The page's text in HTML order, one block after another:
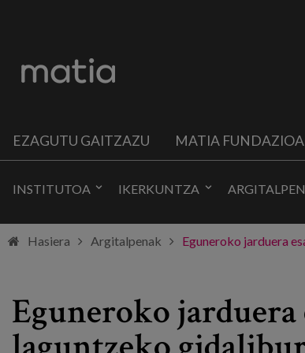
EZAGUTU GAITZAZU MATIA FUNDAZIOA
INSTITUTOA IKERKUNTZA
Hasiera Argitalpenak Eguneroko jarduera
Eguneroko